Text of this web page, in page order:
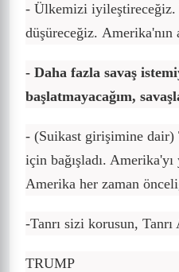
- Ülkemizi iyileştireceğiz.
düşüreceğiz. Amerika'nın
- Daha fazla savaş
başlatmayacağım,
- (Suikast girişimine dair)
için bağışladı.
Amerika her zaman
-Tanrı sizi korusun,
TRUMP